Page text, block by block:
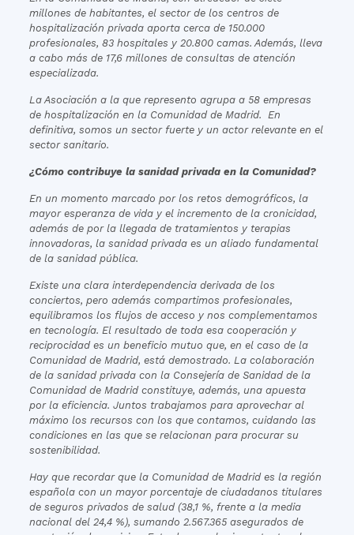
millones de habitantes, el sector de los centros de
hospitalización privada aporta cerca de 150.000
profesionales, 83 hospitales y 20.800 camas. Además, lleva
a cabo más de 17,6 millones de consultas de atención
especializada.
La Asociación a la que represento agrupa a 58 empresas
de hospitalización en la Comunidad de Madrid. En
definitiva, somos un sector fuerte y un actor relevante en el
sector sanitario.
¿Cómo contribuye la sanidad privada en la Comunidad?
En un momento marcado por los retos demográficos, la
mayor esperanza de vida y el incremento de la cronicidad,
además de por la llegada de tratamientos y terapias
innovadoras, la sanidad privada es un aliado fundamental
de la sanidad pública.
Existe una clara interdependencia derivada de los
conciertos, pero además compartimos profesionales,
equilibramos los flujos de acceso y nos complementamos
en tecnología. El resultado de toda esa cooperación y
reciprocidad es un beneficio mutuo que, en el caso de la
Comunidad de Madrid, está demostrado. La colaboración
de la sanidad privada con la Consejería de Sanidad de la
Comunidad de Madrid constituye, además, una apuesta
por la eficiencia. Juntos trabajamos para aprovechar al
máximo los recursos con los que contamos, cuidando las
condiciones en las que se relacionan para procurar su
sostenibilidad.
Hay que recordar que la Comunidad de Madrid es la región
española con un mayor porcentaje de ciudadanos titulares
de seguros privados de salud (38,1 %, frente a la media
nacional del 24,4 %), sumando 2.567.365 asegurados de